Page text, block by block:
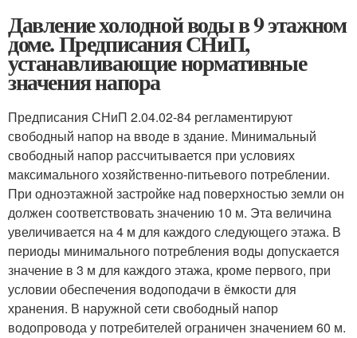
Давление холодной воды в 9 этажном
доме. Предписания СНиП,
устанавливающие нормативные
значения напора
Предписания СНиП 2.04.02-84 регламентируют
свободный напор на вводе в здание. Минимальный
свободный напор рассчитывается при условиях
максимального хозяйственно-питьевого потреблении.
При одноэтажной застройке над поверхностью земли он
должен соответствовать значению 10 м. Эта величина
увеличивается на 4 м для каждого следующего этажа. В
периоды минимального потребления воды допускается
значение в 3 м для каждого этажа, кроме первого, при
условии обеспечения водоподачи в ёмкости для
хранения. В наружной сети свободный напор
водопровода у потребителей ограничен значением 60 м.